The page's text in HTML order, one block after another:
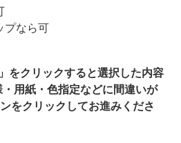
プなら可
をクリックすると選択した内容
用紙・色指定などに間違いが
をクリックしてお進みくださ